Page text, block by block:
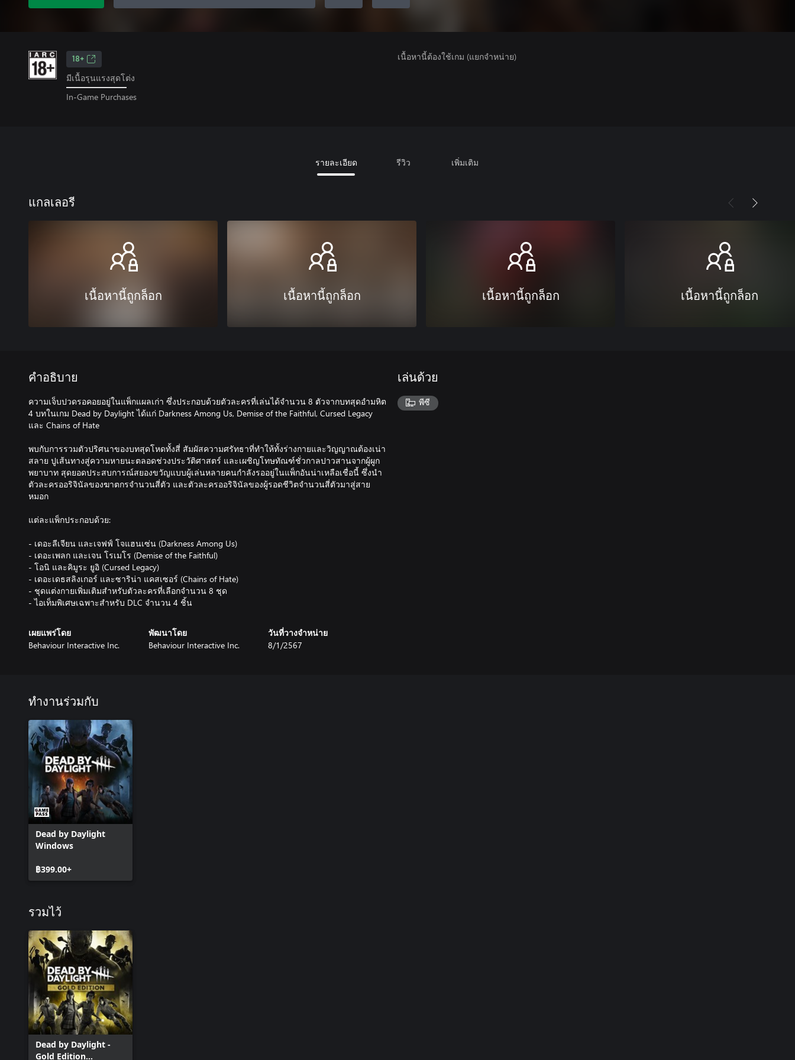
18+
มีเนื้อรุนแรงสุดโต่ง
In-Game Purchases
เนื้อหานี้ต้องใช้เกม (แยกจำหน่าย)
รายละเอียด รีวิว เพิ่มเติม
แกลเลอรี
เนื้อหานี้ถูกล็อก เนื้อหานี้ถูกล็อก เนื้อหานี้ถูกล็อก เนื้อหานี้ถูกล็อก
คำอธิบาย
ความเจ็บปวดรอคอยอยู่ในแพ็กแผลเก่า ซึ่งประกอบด้วยตัวละครที่เล่นได้จำนวน 8 ตัวจากบทสุดอำมหิต
4 บทในเกม Dead by Daylight ได้แก่ Darkness Among Us, Demise of the Faithful, Cursed Legacy
และ Chains of Hate
พบกับการรวมตัวปริศนาของบทสุดโหดทั้งสี่ สัมผัสความศรัทธาที่ทำให้ทั้งร่างกายและวิญญาณต้องเน่า
สลาย ปูเส้นทางสู่ความหายนะตลอดช่วงประวัติศาสตร์ และเผชิญโทษทัณฑ์ชั่วกาลปาวสานจากผู้ผูก
พยาบาท สุดยอดประสบการณ์สยองขวัญแบบผู้เล่นหลายคนกำลังรออยู่ในแพ็กอันน่าเหลือเชื่อนี้ ซึ่งนำ
ตัวละครออริจินัลของฆาตกรจำนวนสี่ตัว และตัวละครออริจินัลของผู้รอดชีวิตจำนวนสี่ตัวมาสู่สาย
หมอก
แต่ละแพ็กประกอบด้วย:
- เดอะลีเจียน และเจฟฟ์ โจแฮนเซ่น (Darkness Among Us)
- เดอะเพลก และเจน โรเมโร (Demise of the Faithful)
- โอนิ และคิมูระ ยูอิ (Cursed Legacy)
- เดอะเดธสลิงเกอร์ และซาริน่า แคสเซอร์ (Chains of Hate)
- ชุดแต่งกายเพิ่มเติมสำหรับตัวละครที่เลือกจำนวน 8 ชุด
- ไอเท็มพิเศษเฉพาะสำหรับ DLC จำนวน 4 ชิ้น
เผยแพร่โดย
Behaviour Interactive Inc.
พัฒนาโดย
Behaviour Interactive Inc.
วันที่วางจำหน่าย
8/1/2567
เล่นด้วย
พีซี
ทำงานร่วมกับ
Dead by Daylight
Windows
฿399.00+
รวมไว้
Dead by Daylight -
Gold Edition